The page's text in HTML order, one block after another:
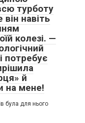
турботу
навіть
колезі. —
потребує
й
на мене!
була для нього